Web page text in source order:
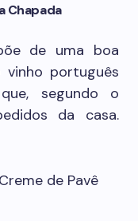
Chapada
de uma boa
vinho português
segundo o
da casa.
de Pavê